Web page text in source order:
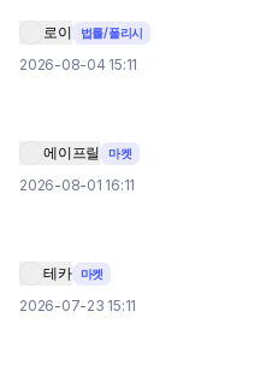
로이 법률/폴리시
2026-08-04 15:11
에이프릴 마켓
2026-08-01 16:11
테카 마켓
2026-07-23 15:11